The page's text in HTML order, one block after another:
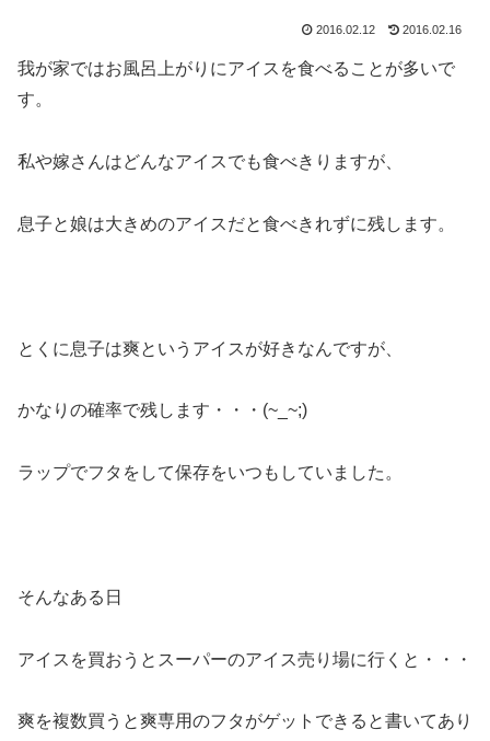
2016.02.12 2016.02.16
我が家ではお風呂上がりにアイスを食べることが多いで
す。
私や嫁さんはどんなアイスでも食べきりますが、
息子と娘は大きめのアイスだと食べきれずに残します。
とくに息子は爽というアイスが好きなんですが、
かなりの確率で残します・・・(~_~;)
ラップでフタをして保存をいつもしていました。
そんなある日
アイスを買おうとスーパーのアイス売り場に行くと・・・
爽を複数買うと爽専用のフタがゲットできると書いてあり